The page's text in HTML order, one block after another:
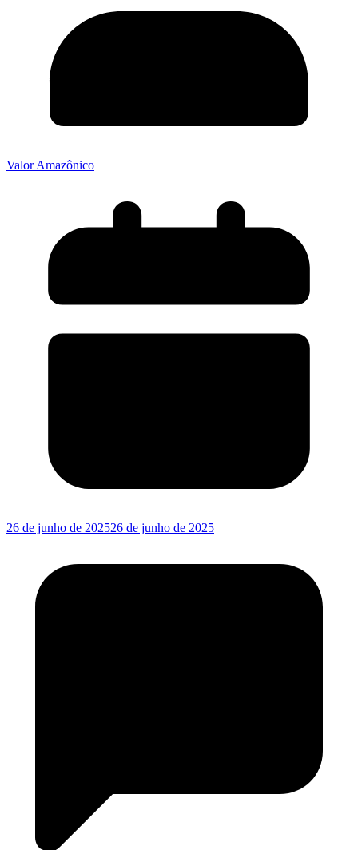
Valor Amazônico
26 de junho de 202526 de junho de 2025